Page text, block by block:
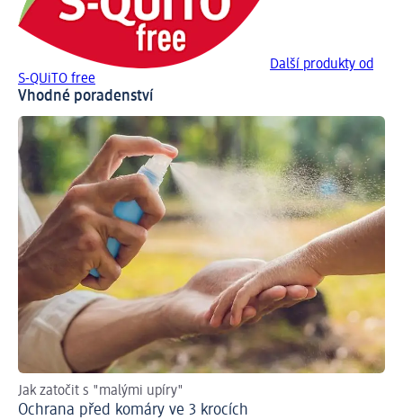
Další produkty od
S-QUiTO free
Vhodné poradenství
Jak zatočit s "malými upíry"
Ochrana před komáry ve 3 krocích